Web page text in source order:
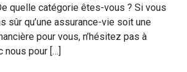
quelle catégorie êtes-vous ? Si vous
sûr qu’une assurance-vie soit une
pour vous, n’hésitez pas à
nous pour […]